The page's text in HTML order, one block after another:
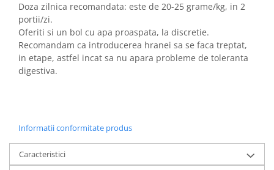
Doza zilnica recomandata: este de 20-25 grame/kg, in 2
portii/zi.
Oferiti si un bol cu apa proaspata, la discretie.
Recomandam ca introducerea hranei sa se faca treptat,
in etape, astfel incat sa nu apara probleme de toleranta
digestiva.
Informatii conformitate produs
Caracteristici